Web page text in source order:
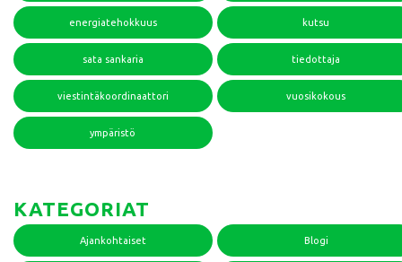
energiatehokkuus kutsu
sata sankaria tiedottaja
viestintäkoordinaattori vuosikokous
ympäristö
KATEGORIAT
Ajankohtaiset Blogi